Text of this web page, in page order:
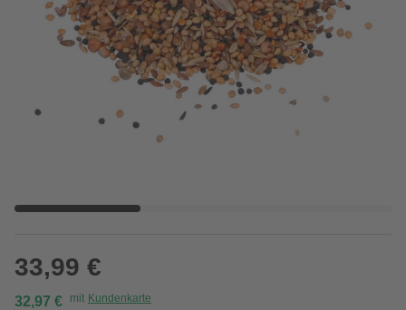
33,99 €
32,97 € mit Kundenkarte